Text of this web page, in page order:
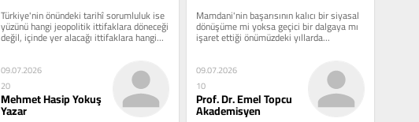
Türkiye'nin önündeki tarihî sorumluluk ise
yüzünü hangi jeopolitik ittifaklara döneceği
değil, içinde yer alacağı ittifaklara hangi...
09.07.2026
20
Mehmet Hasip Yokuş
Yazar
sesleri
Mamdani'nin başarısının kalıcı bir siyasal
dönüşüme mi yoksa geçici bir dalgaya mı
işaret ettiği önümüzdeki yıllarda...
09.07.2026
10
Prof. Dr. Emel Topcu
Akademisyen